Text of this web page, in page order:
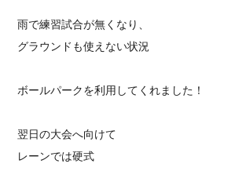
雨で練習試合が無くなり、
グラウンドも使えない状況
ボールパークを利用してくれました！
翌日の大会へ向けて
レーンでは硬式